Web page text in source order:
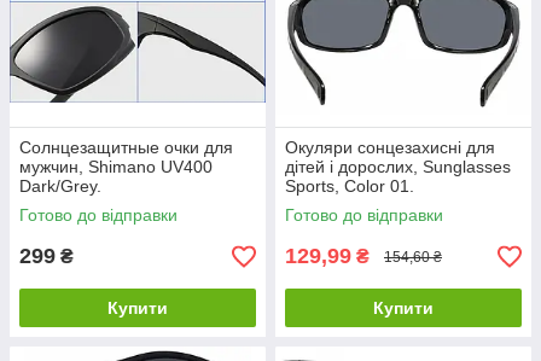
Солнцезащитные очки для
мужчин, Shimano UV400
Dark/Grey.
Готово до відправки
299 ₴
Купити
Окуляри сонцезахисні для
дітей і дорослих, Sunglasses
Sports, Color 01.
Готово до відправки
129,99 ₴ 154,60 ₴
Купити